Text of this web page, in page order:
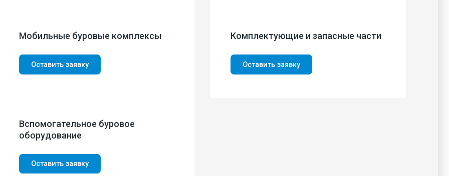
Мобильные буровые комплексы
Оставить заявку
Комплектующие и запасные части
Оставить заявку
Вспомогательное буровое
оборудование
Оставить заявку